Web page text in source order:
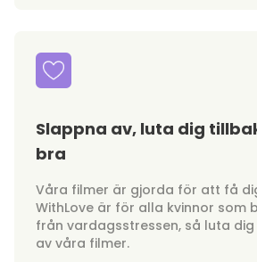
Slappna av, luta dig
bra
Våra filmer är gjorda för att få
WithLove är för alla kvinnor som
från vardagsstressen, så luta
av våra filmer.